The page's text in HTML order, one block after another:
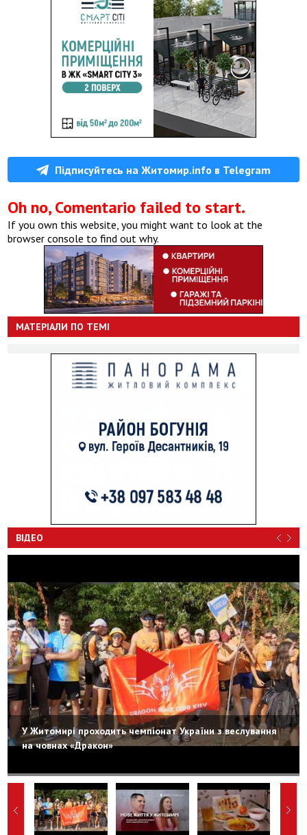
Підписуйтесь на Житомир.info в Telegram
Oh no, Comentario failed to start.
If you own this website, you might want to look at the
browser console to find out why.
МАТЕРІАЛИ ПО ТЕМІ
ВІДЕО
У Житомирі проходить чемпіонат України з веслування
на човнах «Дракон»